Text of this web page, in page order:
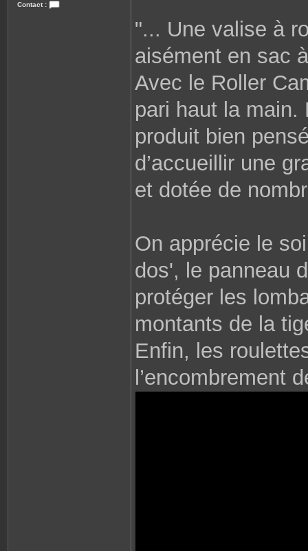
Contact :
"... Une valise à
aisément en sac
Avec le Roller
pari haut la main.
produit bien
d’accueillir une
et dotée de
On apprécie le
dos', le panneau
protéger les
montants de la
Enfin, les
l’encombrement